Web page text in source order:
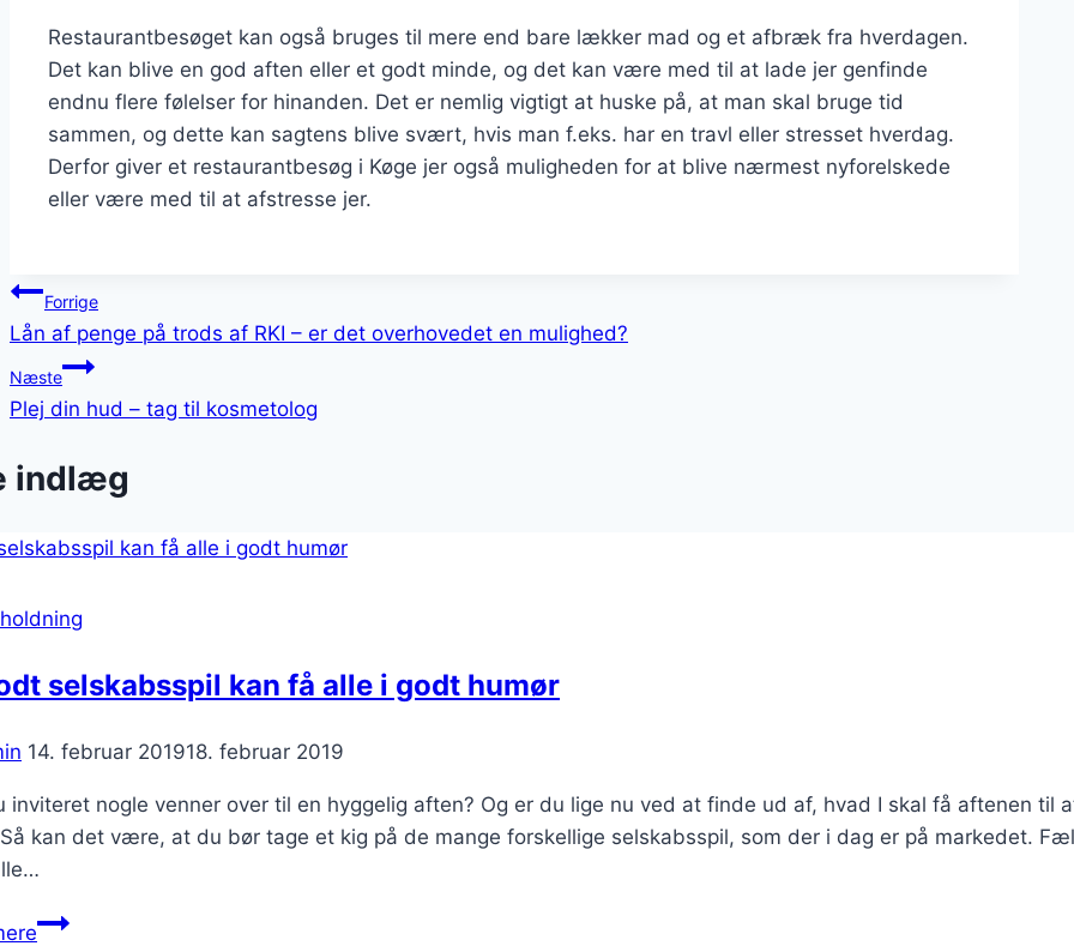
Restaurantbesøget kan også bruges til mere end bare lækker mad og et afbræk fra hverdagen.
Det kan blive en god aften eller et godt minde, og det kan være med til at lade jer genfinde
endnu flere følelser for hinanden. Det er nemlig vigtigt at huske på, at man skal bruge tid
sammen, og dette kan sagtens blive svært, hvis man f.eks. har en travl eller stresset hverdag.
Derfor giver et restaurantbesøg i Køge jer også muligheden for at blive nærmest nyforelskede
eller være med til at afstresse jer.
Indlægsnavigation
Forrige
Lån af penge på trods af RKI – er det overhovedet en mulighed?
Næste
Plej din hud – tag til kosmetolog
indlæg
selskabsspil kan få alle i godt humør
14. februar 201918. februar 2019
inviteret nogle venner over til en hyggelig aften? Og er du lige nu ved at finde ud af, hvad I skal få aftenen til
kan det være, at du bør tage et kig på de mange forskellige selskabsspil, som der i dag er på markedet.
Et